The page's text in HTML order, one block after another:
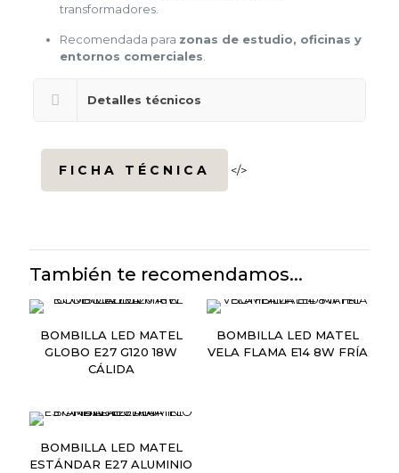
transformadores.
Recomendada para zonas de estudio, oficinas y
entornos comerciales
Detalles técnicos
FICHA TÉCNICA </>
También te recomendamos...
BOMBILLA LED MATEL
GLOBO E27 G120 18W
CÁLIDA
BOMBILLA LED MATEL
VELA FLAMA E14 8W FRÍA
BOMBILLA LED MATEL
ESTÁNDAR E27 ALUMINIO